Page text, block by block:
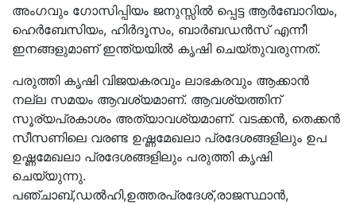
അംഗവും ഗോസിപ്പിയം ജനുസ്സിൽ പ്പെട്ട ആർബോറിയം,
ഹെർബേസിയം, ഹിർദൂസം, ബാർബഡൻസ് എന്നീ
ഇനങ്ങളുമാണ് ഇന്ത്യയിൽ കൃഷി ചെയ്തുവരുന്നത്.
പരുത്തി കൃഷി വിജയകരവും ലാഭകരവും ആക്കാൻ
നല്ല സമയം ആവശ്യമാണ്. ആവശ്യത്തിന്
സൂര്യപ്രകാശം അത്യാവശ്യമാണ്. വടക്കൻ, തെക്കൻ
സീസണിലെ വരണ്ട ഉഷ്ണമേഖലാ പ്രദേശങ്ങളിലും ഉപ
ഉഷ്ണമേഖലാ പ്രദേശങ്ങളിലും പരുത്തി കൃഷി
ചെയ്യുന്നു.
പഞ്ചാബ്,ഡല്‍ഹി,ഉത്തരപ്രദേശ്,രാജസ്ഥാന്‍,